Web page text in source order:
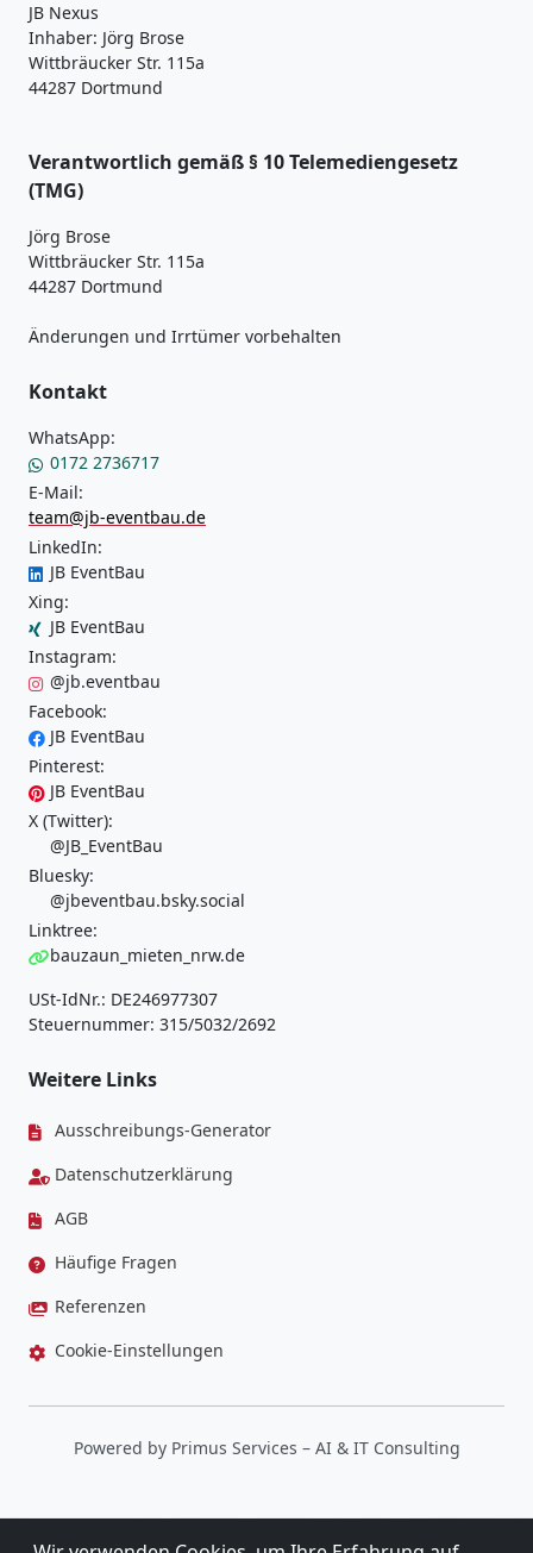
JB Nexus
Inhaber: Jörg Brose
Wittbräucker Str. 115a
44287 Dortmund
Verantwortlich gemäß § 10 Telemediengesetz
(TMG)
Jörg Brose
Wittbräucker Str. 115a
44287 Dortmund
Änderungen und Irrtümer vorbehalten
Kontakt
WhatsApp:
0172 2736717
E-Mail:
team@jb-eventbau.de
LinkedIn:
JB EventBau
Xing:
JB EventBau
Instagram:
@jb.eventbau
Facebook:
JB EventBau
Pinterest:
JB EventBau
X (Twitter):
@JB_EventBau
Bluesky:
@jbeventbau.bsky.social
Linktree:
bauzaun_mieten_nrw.de
USt-IdNr.: DE246977307
Steuernummer: 315/5032/2692
Weitere Links
Ausschreibungs-Generator
Datenschutzerklärung
AGB
Häufige Fragen
Referenzen
Cookie-Einstellungen
Powered by Primus Services – AI & IT Consulting